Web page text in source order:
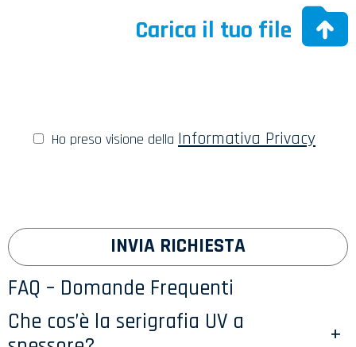
Ho preso visione della Informativa Privacy
FAQ – Domande Frequenti
Che cos’è la serigrafia UV a
+